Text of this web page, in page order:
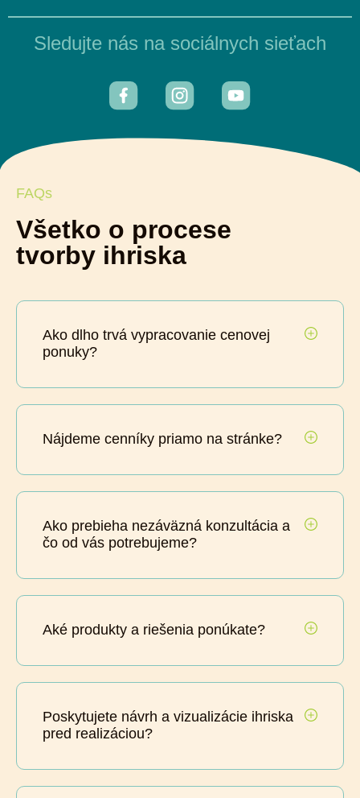
Sledujte nás na sociálnych sieťach
FAQs
Všetko o procese
tvorby ihriska
Ako dlho trvá vypracovanie cenovej
ponuky?
Nájdeme cenníky priamo na stránke?
Ako prebieha nezáväzná konzultácia a
čo od vás potrebujeme?
Aké produkty a riešenia ponúkate?
Poskytujete návrh a vizualizácie ihriska
pred realizáciou?